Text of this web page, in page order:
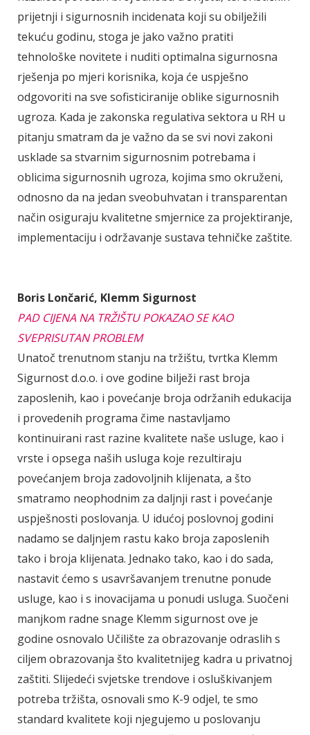
prijetnji i sigurnosnih incidenata koji su obilježili
tekuću godinu, stoga je jako važno pratiti
tehnološke novitete i nuditi optimalna sigurnosna
rješenja po mjeri korisnika, koja će uspješno
odgovoriti na sve sofisticiranije oblike sigurnosnih
ugroza. Kada je zakonska regulativa sektora u RH u
pitanju smatram da je važno da se svi novi zakoni
usklade sa stvarnim sigurnosnim potrebama i
oblicima sigurnosnih ugroza, kojima smo okruženi,
odnosno da na jedan sveobuhvatan i transparentan
način osiguraju kvalitetne smjernice za projektiranje,
implementaciju i održavanje sustava tehničke zaštite.
Boris Lončarić, Klemm Sigurnost
PAD CIJENA NA TRŽIŠTU POKAZAO SE KAO
SVEPRISUTAN PROBLEM
Unatoč trenutnom stanju na tržištu, tvrtka Klemm
Sigurnost d.o.o. i ove godine bilježi rast broja
zaposlenih, kao i povećanje broja održanih edukacija
i provedenih programa čime nastavljamo
kontinuirani rast razine kvalitete naše usluge, kao i
vrste i opsega naših usluga koje rezultiraju
povećanjem broja zadovoljnih klijenata, a što
smatramo neophodnim za daljnji rast i povećanje
uspješnosti poslovanja. U idućoj poslovnoj godini
nadamo se daljnjem rastu kako broja zaposlenih
tako i broja klijenata. Jednako tako, kao i do sada,
nastavit ćemo s usavršavanjem trenutne ponude
usluge, kao i s inovacijama u ponudi usluga. Suočeni
manjkom radne snage Klemm sigurnost ove je
godine osnovalo Učilište za obrazovanje odraslih s
ciljem obrazovanja što kvalitetnijeg kadra u privatnoj
zaštiti. Slijedeći svjetske trendove i osluškivanjem
potreba tržišta, osnovali smo K-9 odjel, te smo
standard kvalitete koji njegujemo u poslovanju